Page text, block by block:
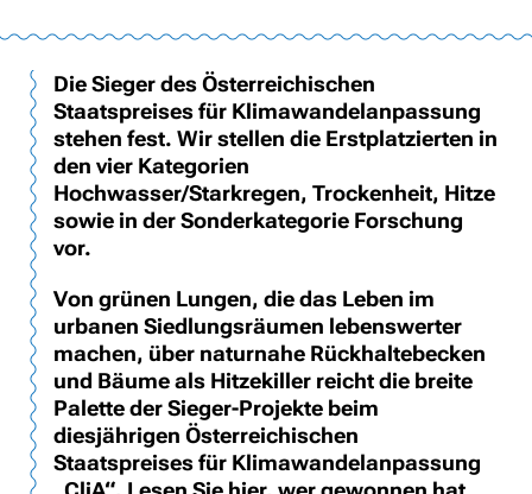
Die Sieger des Österreichischen
Staatspreises für Klimawandelanpassung
stehen fest. Wir stellen die Erstplatzierten in
den vier Kategorien
Hochwasser/Starkregen, Trockenheit, Hitze
sowie in der Sonderkategorie Forschung
vor.
Von grünen Lungen, die das Leben im
urbanen Siedlungsräumen lebenswerter
machen, über naturnahe Rückhaltebecken
und Bäume als Hitzekiller reicht die breite
Palette der Sieger-Projekte beim
diesjährigen Österreichischen
Staatspreises für Klimawandelanpassung